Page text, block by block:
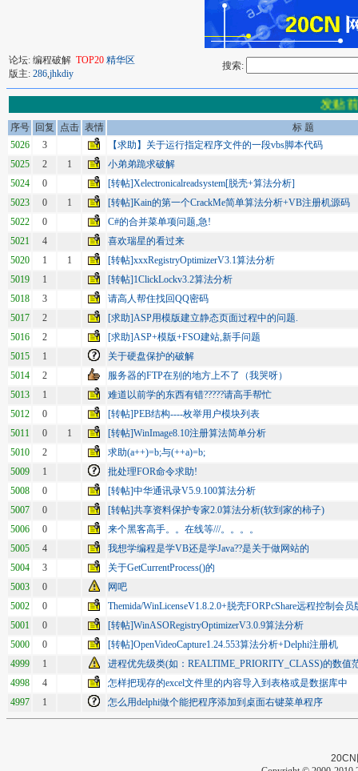
论坛: 编程破解 TOP20 精华区
版主: 286,jhkdiy
搜索:
发贴
序号 回复 点击 表情
标 题
5026
3
【求助】关于运行指定程序文件的一段vbs脚本代码
5025
2 1
小弟弟跪求破解
5024
0
[转帖]Xelectronicalreadsystem[脱壳+算法分析]
5023
0 1
[转帖]Kain的第一个CrackMe简单算法分析+VB注册机源码
5022
0
C#的合并菜单项问题,急!
5021
4
喜欢瑞星的看过来
5020
1 1
[转帖]xxxRegistryOptimizerV3.1算法分析
5019
1
[转帖]1ClickLockv3.2算法分析
5018
3
请高人帮住找回QQ密码
5017
2
[求助]ASP用模版建立静态页面过程中的问题.
5016
2
[求助]ASP+模版+FSO建站,新手问题
5015
1
关于硬盘保护的破解
5014
2
服务器的FTP在别的地方上不了（我哭呀）
5013
1
难道以前学的东西有错?????请高手帮忙
5012
0
[转帖]PEB结构----枚举用户模块列表
5011
0 1
[转帖]WinImage8.10注册算法简单分析
5010
2
求助(a++)=b;与(++a)=b;
5009
1
批处理FOR命令求助!
5008
0
[转帖]中华通讯录V5.9.100算法分析
5007
0
[转帖]共享资料保护专家2.0算法分析(软到家的柿子)
5006
0
来个黑客高手。。在线等///。。。。
5005
4
我想学编程是学VB还是学Java??是关于做网站的
5004
3
关于GetCurrentProcess()的
5003
0
网吧
5002
0
Themida/WinLicenseV1.8.2.0+脱壳FORPcShare远程控制会员
5001
0
[转帖]WinASORegistryOptimizerV3.0.9算法分析
5000
0
[转帖]OpenVideoCapture1.24.553算法分析+Delphi注册机
4999
1
进程优先级类(如：REALTIME_PRIORITY_CLASS)的数值
4998
4
怎样把现存的excel文件里的内容导入到表格或是数据库中
4997
1 怎么用delphi做个能把程序添加到桌面右键菜单程序
20CN